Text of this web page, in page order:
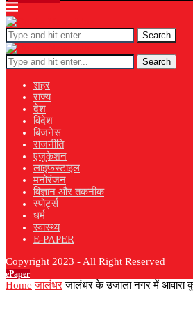
Search
Search
शहर
राज्य
देश
विदेश
बिजनेस
राजनीति
एजुकेशन
लाइफस्टाइल
मनोरंजन
विज्ञान और तकनीक
स्पोर्ट्स
धर्म
स्वास्थ्य
E-PAPER
Copyright 2023 - All Right Reserved
ePaper
Home जालंधर जालंधर के उजाला नगर में आवारा